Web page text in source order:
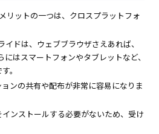
リットの一つは、クロスプラットフォ
イドは、ウェブブラウザさえあれば、
はスマートフォンやタブレットなど、
。
ンの共有や配布が非常に容易になりま
ンストールする必要がないため、受け